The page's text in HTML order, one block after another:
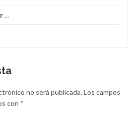
...
no será publicada.Los campos
con *